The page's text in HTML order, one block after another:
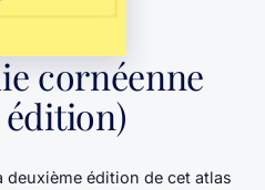
cornéenne
édition)
deuxième édition de cet atlas